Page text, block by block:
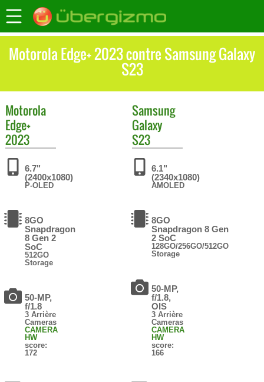
Motorola Edge+ 2023 contre Samsung Galaxy
S23
Motorola
Edge+
2023
6.7"
(2400x1080)
P-OLED
8GO
Snapdragon
8 Gen 2
SoC
512GO
Storage
50-MP,
f/1.8
3 Arrière
Cameras
CAMERA
HW
score:
172
Samsung
Galaxy
S23
6.1"
(2340x1080)
AMOLED
8GO
Snapdragon 8 Gen
2 SoC
128GO/256GO/512GO
Storage
50-MP,
f/1.8,
OIS
3 Arrière
Cameras
CAMERA
HW
score:
166